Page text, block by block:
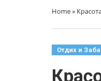
Home»
Отдих и